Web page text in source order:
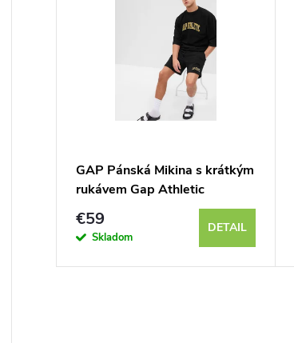
GAP Pánská Mikina s krátkým
rukávem Gap Athletic
628596-05
€59
Skladom
DETAIL